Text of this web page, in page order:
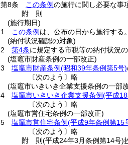
第8条
この条例の施行に関し必要な事
附 則
(施行期日)
1
この条例 は、公布の日から施行する。
(納付状況確認の対象)
2
第4条に規定する市税等の納付状況の
(塩竈市財産条例の一部改正)
3
塩竈市財産条例(昭和39年条例第5号)
〔次のよう〕略
(塩竈市いきいき企業支援条例の一部
4
塩竈市いきいき企業支援条例(平成
〔次のよう〕略
(塩竈市営住宅条例の一部改正)
5
塩竈市営住宅条例(平成9年条例第15
〔次のよう〕略
附 則(平成24年3月条例第14号)